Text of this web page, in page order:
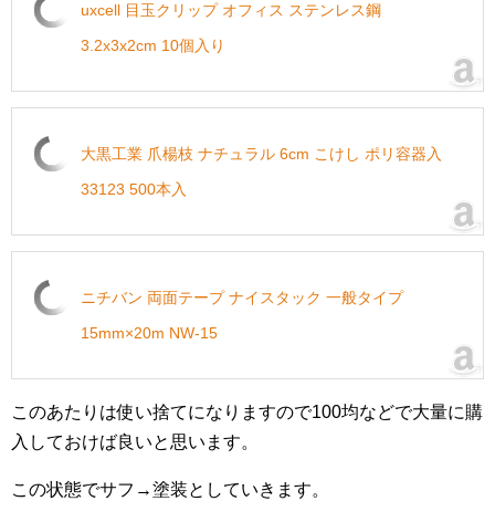
uxcell 目玉クリップ オフィス ステンレス鋼
3.2x3x2cm 10個入り
大黒工業 爪楊枝 ナチュラル 6cm こけし ポリ容器入
33123 500本入
ニチバン 両面テープ ナイスタック 一般タイプ
15mm×20m NW-15
このあたりは使い捨てになりますので100均などで大量に購
入しておけば良いと思います。
この状態でサフ→塗装としていきます。